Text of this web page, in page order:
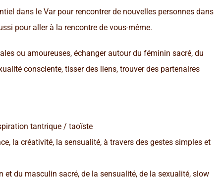
dans le Var pour rencontrer de nouvelles personnes dans
pour aller à la rencontre de vous-même.
ou amoureuses, échanger autour du féminin sacré, du
consciente, tisser des liens, trouver des partenaires
tantrique / taoïste
la créativité, la sensualité, à travers des gestes simples et
et du masculin sacré, de la sensualité, de la sexualité, slow